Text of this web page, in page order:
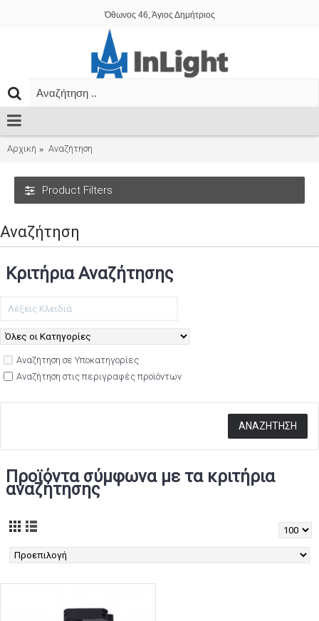
Όθωνος 46, Άγιος Δημήτριος
Αρχική Αναζήτηση
Product Filters
Αναζήτηση
Κριτήρια Αναζήτησης
Αναζήτηση σε Υποκατηγορίες
Αναζήτηση στις περιγραφές προϊόντων
Προϊόντα σύμφωνα με τα κριτήρια
αναζήτησης